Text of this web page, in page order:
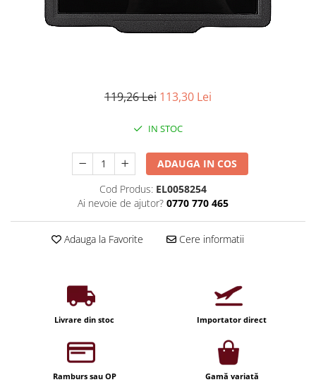
Iluminat arhitectural
Becuri LED Smart
Becuri LED cu filament
Corpuri de emergenta
Lustre LED
Profil banda LED
Fotosenzori si Senzori de miscare
Sina Magnetica Slim LIMBO
Priza exterior
119,26 Lei 113,30 Lei
IN STOC
ADAUGA IN COS
Cod Produs: EL0058254
Ai nevoie de ajutor? 0770 770 465
Adauga la Favorite Cere informatii
Livrare din stoc Importator direct
Ramburs sau OP Gamă variată